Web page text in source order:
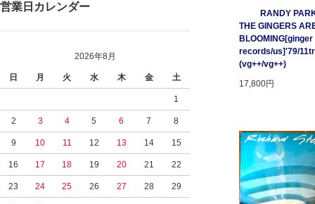
営業日カレンダー
2026年8月
日 月 火 水 木 金 土
1
2 3 4 5 6 7 8
9 10 11 12 13 14 15
16 17 18 19 20 21 22
23 24 25 26 27 28 29
RANDY
THE GINGERS
BLOOMING[ginger
records/us]'79/
(vg++/vg++)
17,800円